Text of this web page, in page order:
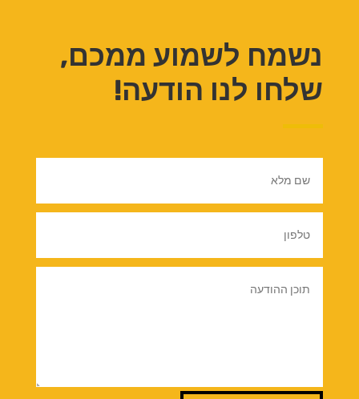
נשמח לשמוע ממכם,
שלחו לנו הודעה!